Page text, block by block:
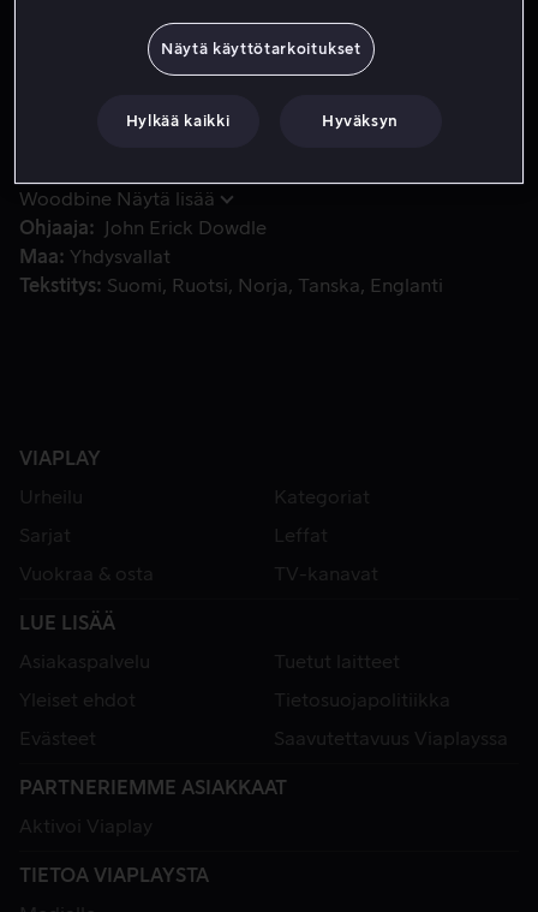
hissiin. Kaikilla heistä on salaisuus, vaiettu menneisyys.
Kaikki on hyvin, kunnes valo sammuu... ja huuto alkaa.
Woodbine Näytä lisää
Ohjaaja
John Erick Dowdle
Maa
Yhdysvallat
Tekstitys
Suomi Ruotsi Norja Tanska Englanti
VIAPLAY
Urheilu
Kategoriat
Sarjat
Leffat
Vuokraa & osta
TV-kanavat
LUE LISÄÄ
Asiakaspalvelu
Tuetut laitteet
Yleiset ehdot
Tietosuojapolitiikka
Evästeet
Saavutettavuus Viaplayssa
PARTNERIEMME ASIAKKAAT
Aktivoi Viaplay
TIETOA VIAPLAYSTA
Näytä käyttötarkoitukset
Hylkää kaikki Hyväksyn